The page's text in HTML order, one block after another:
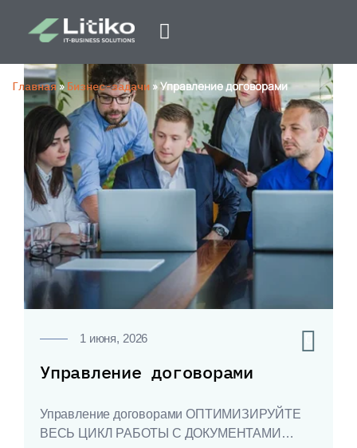
Главная» Бизнес-задачи »Управление договорами
1 июня, 2026
Управление договорами
Управление договорами ОПТИМИЗИРУЙТЕ
ВЕСЬ ЦИКЛ РАБОТЫ С ДОКУМЕНТАМИ